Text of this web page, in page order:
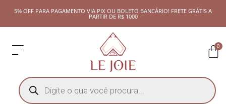
5% OFF PARA PAGAMENTO VIA PIX OU BOLETO BANCÁRIO! FRETE GRÁTIS A
PARTIR DE R$ 1000
0